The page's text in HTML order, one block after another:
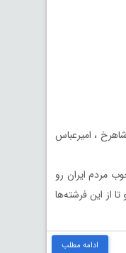
شاهرخ ، امیرعباس
مردم ايران رو
از اين فرشته‌ها
ادامه مطلب